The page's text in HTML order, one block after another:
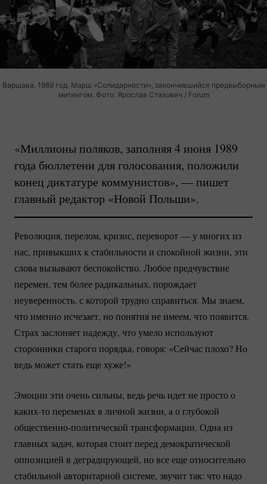
Варшава, 1989 год. Марш «Солидарности», закончившийся предвыборным
митингом. Фото: Ярослав Стахович / Forum
«Миллионы поляков, заполняя 4 июня 1989
года бюллетени для голосования, положили
конец диктатуре коммунистов», — пишет
главный редактор «Новой Польши».
Революция, перелом, кризис, переворот — у многих из
нас, привыкших к стабильности и спокойной жизни, эти
слова вызывают беспокойство. Любое предчувствие
перемен, тем более радикальных, порождает
неуверенность, с которой трудно справиться. Мы знаем,
что именно исчезает, но понятия не имеем, что появится.
Страх заслоняет надежду, что умело используют
сторонники старого порядка, говоря: «Сейчас плохо? Но
ведь может стать еще хуже!»
Эмоции эти очень сильны, ведь речь идет не просто о
каких-топеременах в личной жизни, а о глубокой
общественно-политической трансформации. Одна из
главных задач, которая стоит перед демократической
оппозицией в деградирующей, но все еще относительно
стабильной авторитарной системе, звучит так: что надо